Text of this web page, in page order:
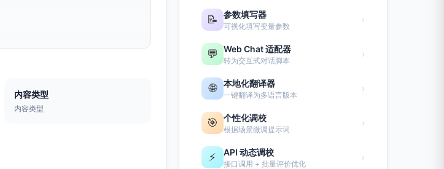
内容类型
内容类型
📝 参数填写器
可视化填写变量参数
›
💬 Web Chat 适配器
转为交互式对话脚本
›
🌐 本地化翻译器
一键翻译为多语言版本
›
🎯 个性化调校
根据场景微调提示词
›
⚡ API 动态调校
接口调用 + 批量评价优化
›